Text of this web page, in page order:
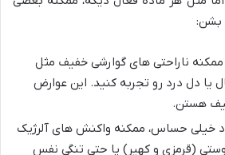
بشن:
ممکنه ناراحتی های گوارشی خفیف مثل
یا دل درد رو تجربه کنید. این عوارض
هستن.
خیلی حساس، ممکنه واکنش های آلرژیک
(قرمزی و کهیر) یا حتی تنگی نفس